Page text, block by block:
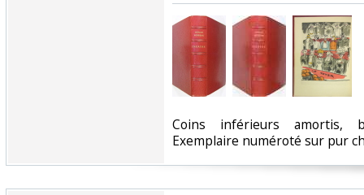
‎Coins inférieurs amortis,
Exemplaire numéroté sur pur